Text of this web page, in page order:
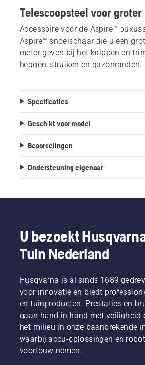
Telescoopsteel voor groter
Accessoire voor de Aspire™
Aspire™ snoeischaar die u een
meter geven bij het knippen en
heggen, struiken en gazonranden.
Specificaties
Geschikt voor model
Beoordelingen
Ondersteuning eigenaar
U bezoekt
Tuin Nederland
Husqvarna is al sinds 1689
voor innovatie en biedt
en tuinproducten. Prestaties en
gaan hand in hand met veiligheid
het milieu in onze baanbrekende
waarbij accu-oplossingen en
voortouw nemen.